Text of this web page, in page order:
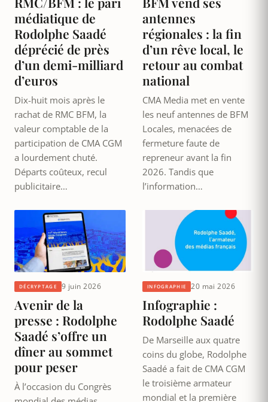
médiatique de
Rodolphe Saadé
déprécié de près
d’un demi-milliard
d’euros
Dix-huit mois après le
rachat de RMC BFM, la
valeur comptable de la
participation de CMA CGM
a lourdement chuté.
Départs coûteux, recul
publicitaire…
antennes
régionales : la fin
d’un rêve local, le
retour au combat
national
CMA Media met en vente
les neuf antennes de BFM
Locales, menacées de
fermeture faute de
repreneur avant la fin
2026. Tandis que
l’information…
DÉCRYPTAGE 9 juin 2026
Avenir de la
presse : Rodolphe
Saadé s’offre un
dîner au sommet
pour peser
À l’occasion du Congrès
INFOGRAPHIE 20 mai 2026
Infographie :
Rodolphe Saadé
De Marseille aux quatre
coins du globe, Rodolphe
Saadé a fait de CMA CGM
le troisième armateur
mondial et la première